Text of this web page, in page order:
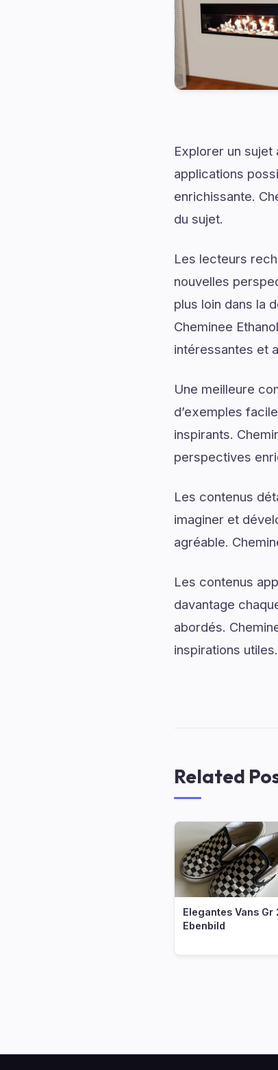
Explorer un
applications
enrichissante.
du sujet.
Les lecteurs
nouvelles
plus loin dans la
Cheminee
intéressantes et
Une meilleure
d’exemples
inspirants.
perspectives
Les contenus
imaginer et
agréable.
Les contenus
davantage
abordés.
inspirations utiles.
Related
Elegantes Vans Gr
Ebenbild